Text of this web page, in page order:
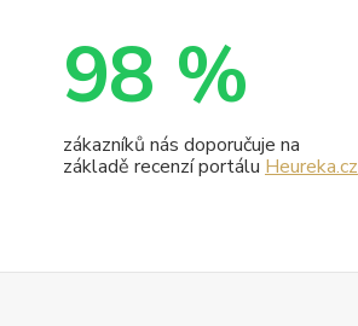
98 %
zákazníků nás doporučuje na
základě recenzí portálu Heureka.cz